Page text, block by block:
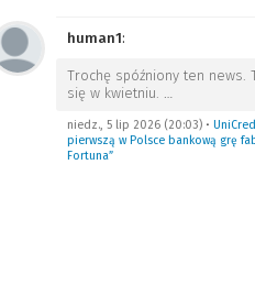
human1:
Trochę spóźniony ten news.
się w kwietniu. …
niedz., 5 lip 2026 (20:03)•
pierwszą w Polsce bankową grę
Fortuna”